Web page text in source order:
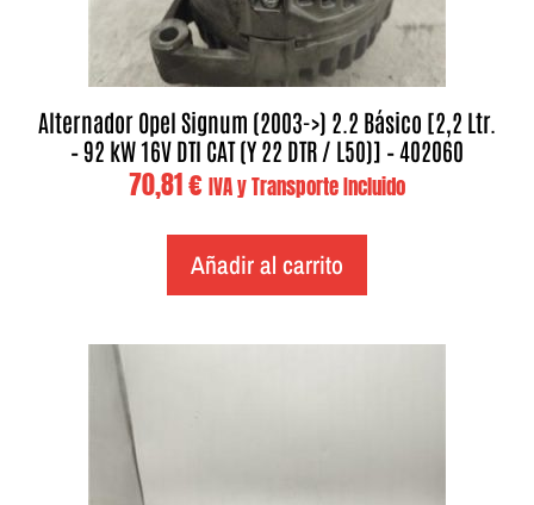
Alternador Opel Signum (2003->) 2.2 Básico [2,2 Ltr.
– 92 kW 16V DTI CAT (Y 22 DTR / L50)] – 402060
70,81€ IVA y Transporte Incluido
Añadir al carrito